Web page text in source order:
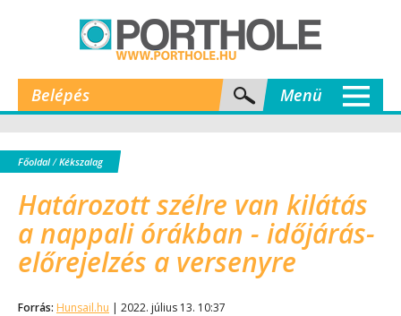
Belépés Menü
Főoldal/Kékszalag
Határozott szélre van kilátás
a nappali órákban - időjárás-
előrejelzés a versenyre
Forrás: Hunsail.hu | 2022. július 13. 10:37